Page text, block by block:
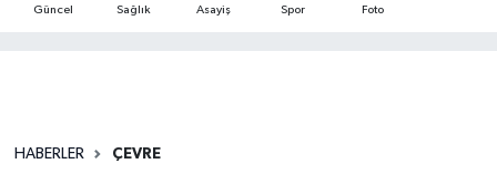
Güncel Sağlık Asayiş Spor Foto
HABERLER ÇEVRE
Eğitim
Bartın Trafik Yoğunluk Haritası